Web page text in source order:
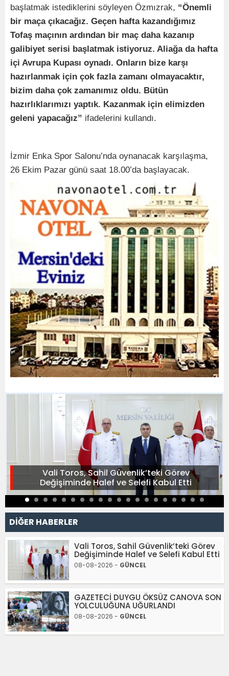
başlatmak istediklerini söyleyen Özmızrak, “Önemli
bir maça çıkacağız. Geçen hafta kazandığımız
Tofaş maçının ardından bir maç daha kazanıp
galibiyet serisi başlatmak istiyoruz. Aliağa da hafta
içi Avrupa Kupası oynadı. Onların bize karşı
hazırlanmak için çok fazla zamanı olmayacaktır,
bizim daha çok zamanımız oldu. Bütün
hazırlıklarımızı yaptık. Kazanmak için elimizden
geleni yapacağız” ifadelerini kullandı.
İzmir Enka Spor Salonu’nda oynanacak karşılaşma,
26 Ekim Pazar günü saat 18.00’da başlayacak.
Vali Toros, Sahil Güvenlik’teki Görev
Değişiminde Halef ve Selefi Kabul Etti
DİĞER HABERLER
Vali Toros, Sahil Güvenlik’teki Görev
Değişiminde Halef ve Selefi Kabul Etti
08-08-2026 - GÜNCEL
GAZETECİ DUYGU ÖKSÜZ CANOVA SON
YOLCULUĞUNA UĞURLANDI
08-08-2026 - GÜNCEL